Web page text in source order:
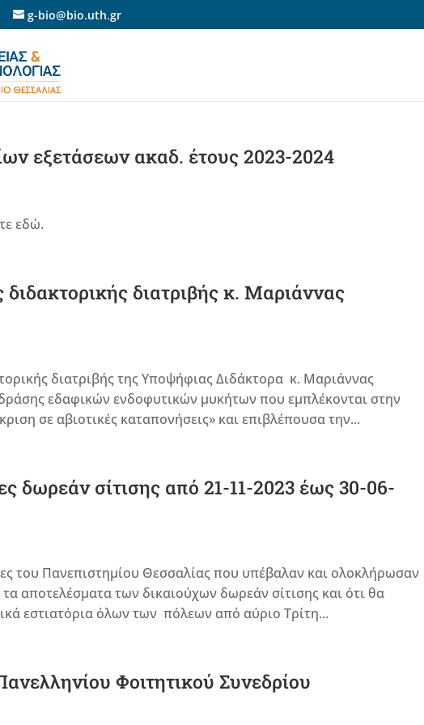
g-bio@bio.uth.gr
εξετάσεων ακαδ. έτους 2023-2024
εδώ.
διατριβής κ. Μαριάννας
διατριβής της Υποψήφιας Διδάκτορα κ. Μαριάννας
εδαφικών ενδοφυτικών μυκήτων που εμπλέκονται στην
σε αβιοτικές καταπονήσεις» και επιβλέπουσα την...
δωρεάν σίτισης από 21-11-2023 έως 30-06-
του Πανεπιστημίου Θεσσαλίας που υπέβαλαν και ολοκλήρωσαν
αποτελέσματα των δικαιούχων δωρεάν σίτισης και ότι θα
εστιατόρια όλων των πόλεων από αύριο Τρίτη...
Φοιτητικού Συνεδρίου